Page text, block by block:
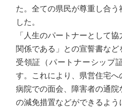
た。全ての県民が尊重し合う
した。
「人生のパートナーとして
関係である」との宣誓書な
受領証（パートナーシップ
す。これにより、県営住宅
病院での面会、障害者の通
の減免措置などができるよ